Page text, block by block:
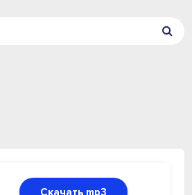
Скачать mp3